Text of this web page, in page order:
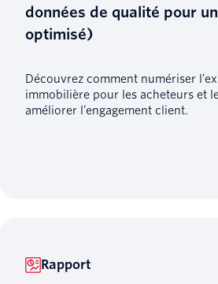
données de qualité pour
optimisé)
Découvrez comment numériser
immobilière pour les acheteurs et
améliorer l’engagement client.
Rapport